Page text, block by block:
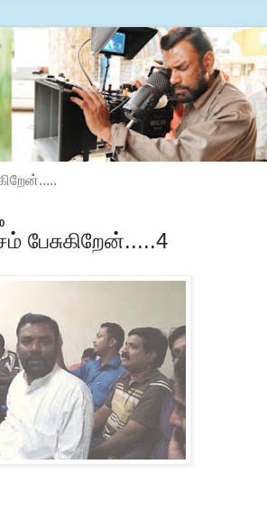
பேசுகிறேன்.....4